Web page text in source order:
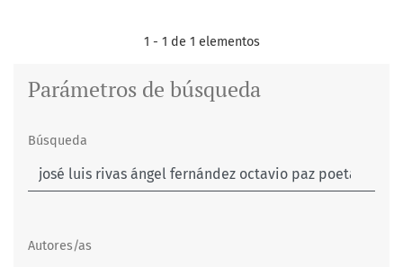
1 - 1 de 1 elementos
Parámetros de búsqueda
Búsqueda
Autores/as